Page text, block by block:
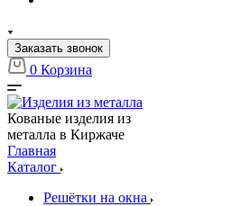
Заказать звонок
0 Корзина
Кованые изделия из
металла в Киржаче
Главная
Каталог
Решётки на окна